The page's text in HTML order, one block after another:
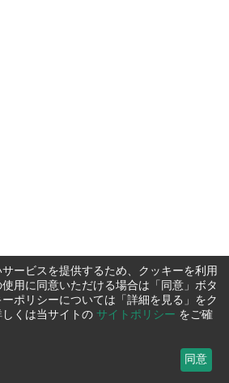
ービスを提供するため、クッキーを利用
用に同意いただける場合は「同意」ボタ
ポリシーについては「詳細を見る」をク
くは当サイトの サイトポリシー をご確
同意